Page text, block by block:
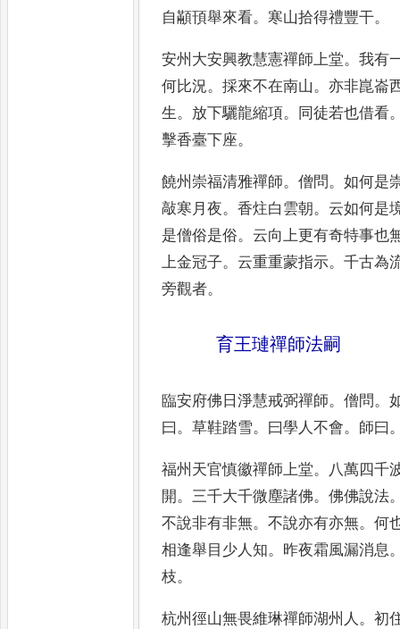
自顢頇舉來看。寒山拾得禮豐干。
安州大安興教慧憲禪師上堂。我有
何比況。採來不在南山。亦非崑崙
生。 放下驪龍縮項。 同徒若也借看
擊香臺下座。
饒州崇福清雅禪師。僧問。如何是
敲寒月夜。香炷白雲朝。 云如何是
是僧俗是俗。 云向上更有奇特事也
上金冠子。 云重重蒙指示。千古為
旁觀者。
育王璉禪師法嗣
臨安府佛日淨慧戒弼禪師。僧問。
曰 。草鞋踏雪。 曰學人不會。 師曰
福州天官慎徽禪師上堂。
八萬四千
開。三千大千微塵諸佛。佛佛說法
不說非有非無。不說亦有亦無。何
相逢舉目少人知。 昨夜霜風漏消息
枝。
杭州徑山無畏維琳禪師湖州人 。初